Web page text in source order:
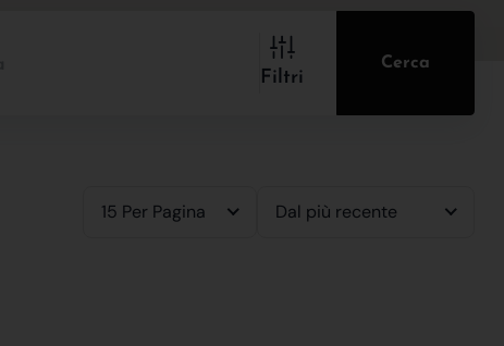
Filtri
Cerca
15 Per Pagina Dal più recente